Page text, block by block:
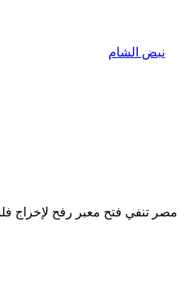
مصر تنفي فتح معبر رفح لإخراج